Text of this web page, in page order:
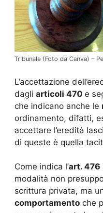
Tribunale (Foto da Canva) –
L’accettazione
dagli articoli 470 e
che indicano anche le
ordinamento, difatti,
accettare l’eredità
di queste è quella
Come indica l’art. 476
modalità non
scrittura privata, ma
comportamento che